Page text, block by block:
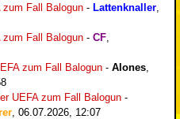
zum Fall Balogun - Lattenknaller
zum Fall Balogun - CF
zum Fall Balogun - Alones
UEFA zum Fall Balogun -
06.07.2026, 12:07